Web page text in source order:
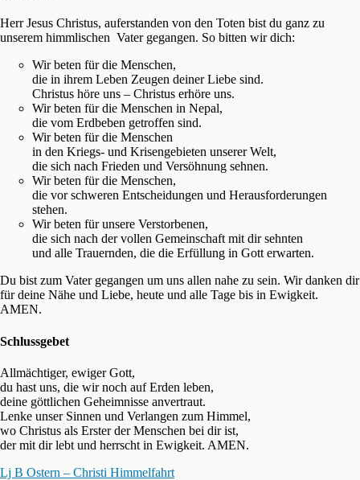
Herr Jesus Christus, auferstanden von den Toten bist du ganz zu
unserem himmlischen Vater gegangen. So bitten wir dich:
Wir beten für die Menschen,
die in ihrem Leben Zeugen deiner Liebe sind.
Christus höre uns – Christus erhöre uns.
Wir beten für die Menschen in Nepal,
die vom Erdbeben getroffen sind.
Wir beten für die Menschen
in den Kriegs- und Krisengebieten unserer Welt,
die sich nach Frieden und Versöhnung sehnen.
Wir beten für die Menschen,
die vor schweren Entscheidungen und Herausforderungen
stehen.
Wir beten für unsere Verstorbenen,
die sich nach der vollen Gemeinschaft mit dir sehnten
und alle Trauernden, die die Erfüllung in Gott erwarten.
Du bist zum Vater gegangen um uns allen nahe zu sein. Wir danken dir
für deine Nähe und Liebe, heute und alle Tage bis in Ewigkeit.
AMEN.
Schlussgebet
Allmächtiger, ewiger Gott,
du hast uns, die wir noch auf Erden leben,
deine göttlichen Geheimnisse anvertraut.
Lenke unser Sinnen und Verlangen zum Himmel,
wo Christus als Erster der Menschen bei dir ist,
der mit dir lebt und herrscht in Ewigkeit. AMEN.
Lj B Ostern – Christi Himmelfahrt